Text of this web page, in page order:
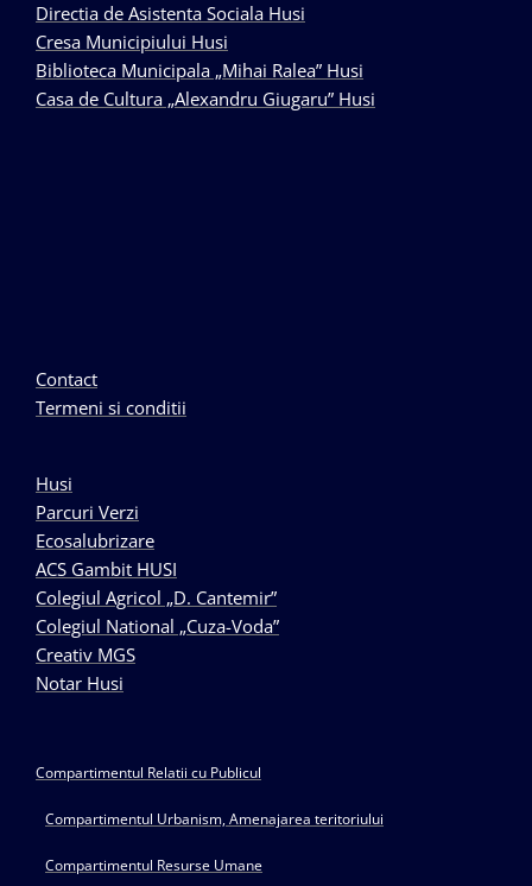
Directia de Asistenta Sociala Husi
Cresa Municipiului Husi
Biblioteca Municipala „Mihai Ralea” Husi
Casa de Cultura „Alexandru Giugaru” Husi
Contact
Termeni si conditii
Husi
Parcuri Verzi
Ecosalubrizare
ACS Gambit HUSI
Colegiul Agricol „D. Cantemir”
Colegiul National „Cuza-Voda”
Creativ MGS
Notar Husi
Compartimentul Relatii cu Publicul
Compartimentul Urbanism, Amenajarea teritoriului
Compartimentul Resurse Umane